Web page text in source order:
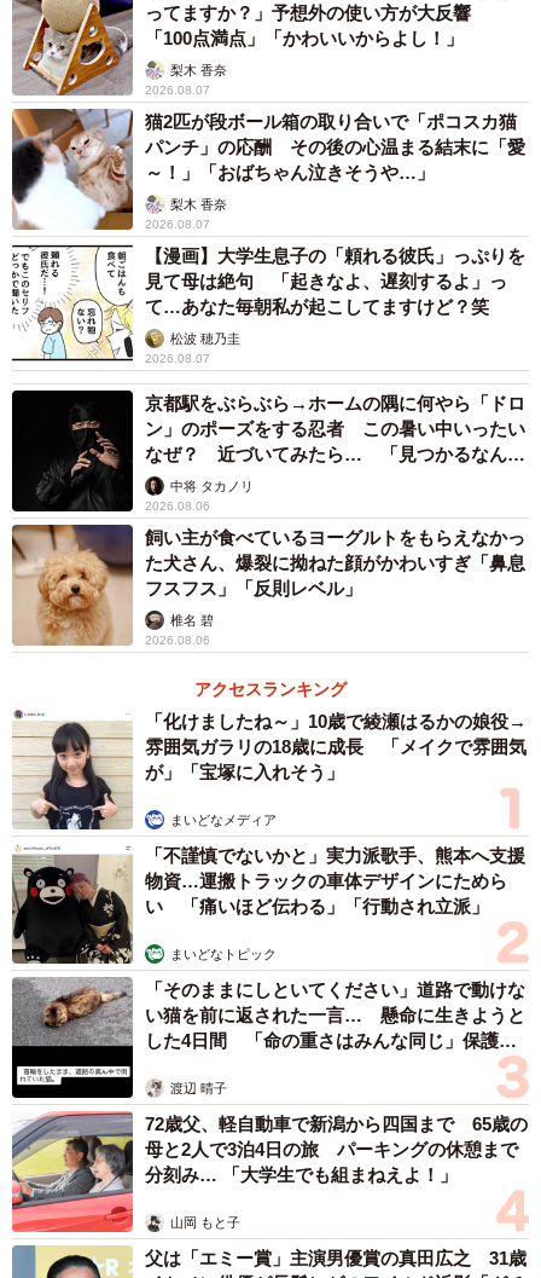
ってますか？」予想外の使い方が大反響
「100点満点」「かわいいからよし！」
梨木 香奈
2026.08.07
猫2匹が段ボール箱の取り合いで「ポコスカ猫
パンチ」の応酬 その後の心温まる結末に「愛
～！」「おばちゃん泣きそうや…」
梨木 香奈
2026.08.07
【漫画】大学生息子の「頼れる彼氏」っぷりを
見て母は絶句 「起きなよ、遅刻するよ」っ
て…あなた毎朝私が起こしてますけど？笑
松波 穂乃圭
2026.08.07
京都駅をぶらぶら→ホームの隅に何やら「ドロ
ン」のポーズをする忍者 この暑い中いったい
なぜ？ 近づいてみたら… 「見つかるなんて
未熟」中将 タカノリ
2026.08.06
飼い主が食べているヨーグルトをもらえなかっ
た犬さん、爆裂に拗ねた顔がかわいすぎ「鼻息
フスフス」「反則レベル」
椎名 碧
2026.08.06
アクセスランキング
「化けましたね～」10歳で綾瀬はるかの娘役→
雰囲気ガラリの18歳に成長 「メイクで雰囲気
が」「宝塚に入れそう」
まいどなメディア
「不謹慎でないかと」実力派歌手、熊本へ支援
物資…運搬トラックの車体デザインにためら
い 「痛いほど伝わる」「行動され立派」
まいどなトピック
「そのままにしといてください」道路で動けな
い猫を前に返された一言… 懸命に生きようと
した4日間 「命の重さはみんな同じ」保護団
渡辺 晴子
72歳父、軽自動車で新潟から四国まで 65歳の
母と2人で3泊4日の旅 パーキングの休憩まで
分刻み… 「大学生でも組まねえよ！」
山岡 もと子
父は「エミー賞」主演男優賞の真田広之 31歳